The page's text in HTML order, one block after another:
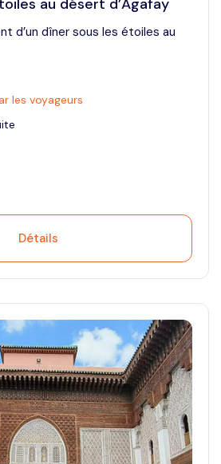
au désert d’Agafay
d’un dîner sous les étoiles au
les voyageurs
Détails